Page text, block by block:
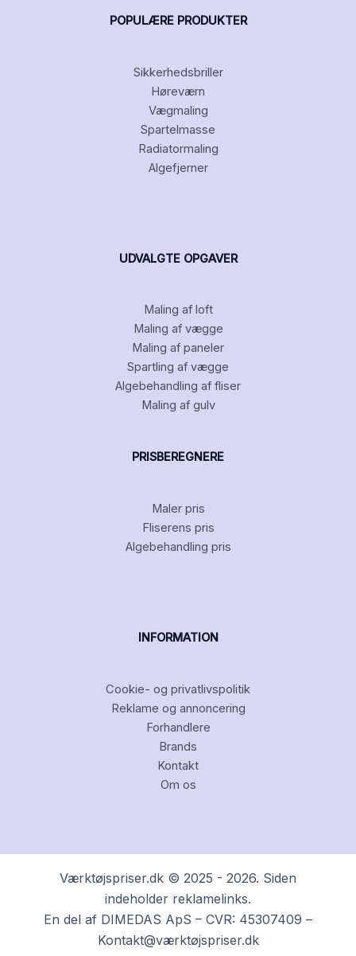
POPULÆRE PRODUKTER
Sikkerhedsbriller
Høreværn
Vægmaling
Spartelmasse
Radiatormaling
Algefjerner
UDVALGTE OPGAVER
Maling af loft
Maling af vægge
Maling af paneler
Spartling af vægge
Algebehandling af fliser
Maling af gulv
PRISBEREGNERE
Maler pris
Fliserens pris
Algebehandling pris
INFORMATION
Cookie- og privatlivspolitik
Reklame og annoncering
Forhandlere
Brands
Kontakt
Om os
Værktøjspriser.dk © 2025 - 2026. Siden
indeholder reklamelinks.
En del af DIMEDAS ApS – CVR: 45307409 –
Kontakt@værktøjspriser.dk